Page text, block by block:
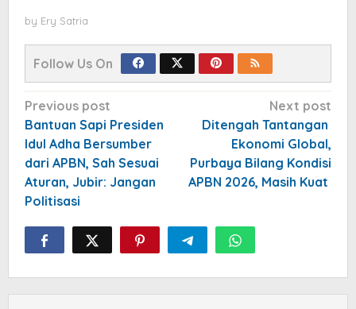
by Ery Satria
Follow Us On
Post
navigation
Previous post
Bantuan Sapi Presiden
Idul Adha Bersumber
dari APBN, Sah Sesuai
Aturan, Jubir: Jangan
Politisasi
Next post
Ditengah Tantangan
Ekonomi Global,
Purbaya Bilang Kondisi
APBN 2026, Masih Kuat